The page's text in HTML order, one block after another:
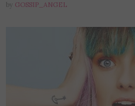
by GOSSIP_ANGEL